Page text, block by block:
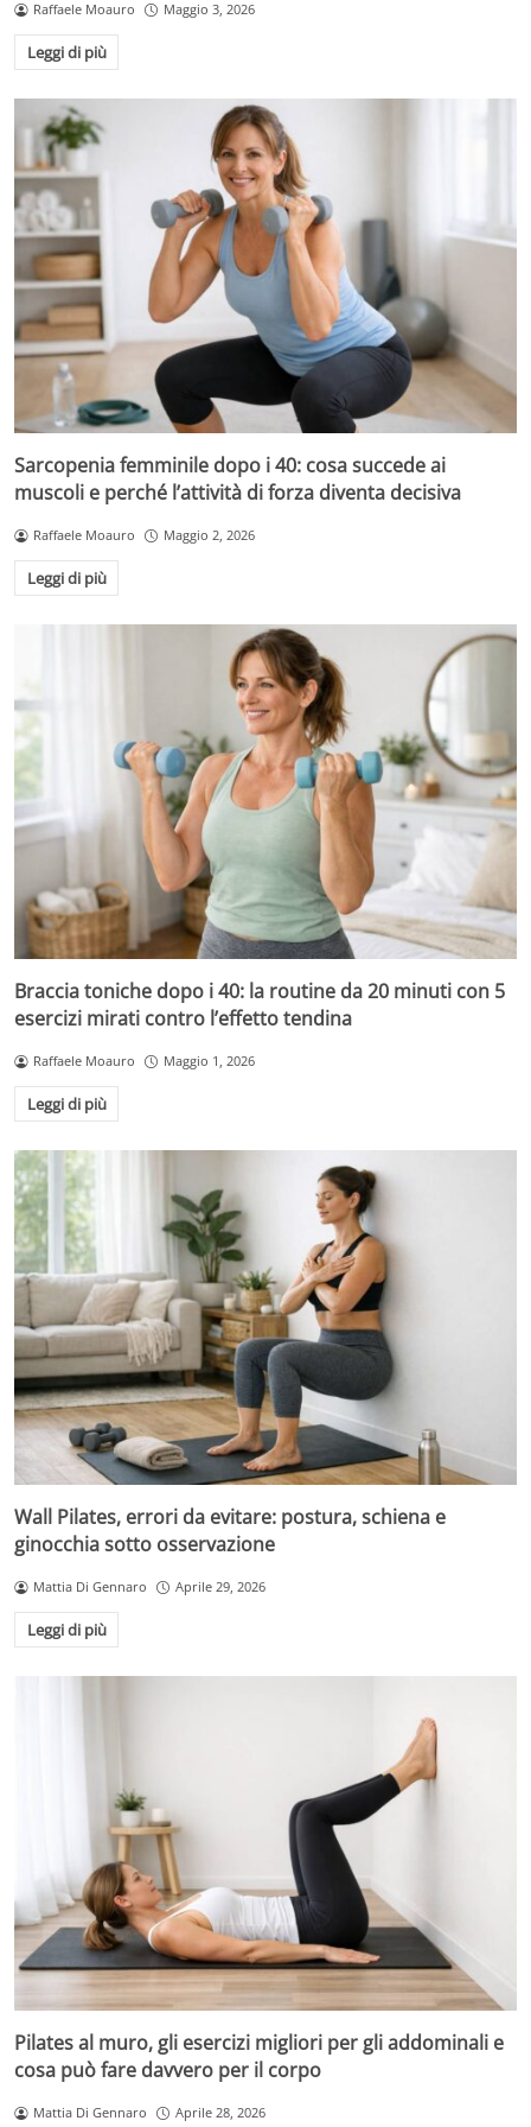
Raffaele Moauro Maggio 3, 2026
Leggi di più
Sarcopenia femminile dopo i 40: cosa succede ai
muscoli e perché l’attività di forza diventa decisiva
Raffaele Moauro Maggio 2, 2026
Leggi di più
Braccia toniche dopo i 40: la routine da 20 minuti con 5
esercizi mirati contro l’effetto tendina
Raffaele Moauro Maggio 1, 2026
Leggi di più
Wall Pilates, errori da evitare: postura, schiena e
ginocchia sotto osservazione
Mattia Di Gennaro Aprile 29, 2026
Leggi di più
Pilates al muro, gli esercizi migliori per gli addominali e
cosa può fare davvero per il corpo
Mattia Di Gennaro Aprile 28, 2026